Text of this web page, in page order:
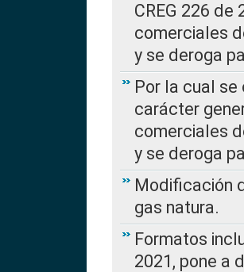
CREG 226
comerciales
y se deroga
Por la cual
carácter
comerciales
y se deroga
Modificación
gas natura.
Formatos
2021, pone a